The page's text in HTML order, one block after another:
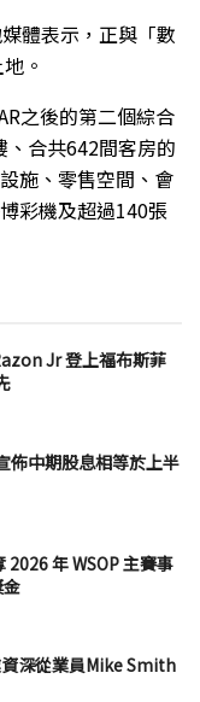
體表示，正與「數
。
之後的第二個綜合
合共642間客房的
施、零售空間、會
彩機及超過140張
Jr 登上福布斯菲
佈中期股息相等於上半
年 WSOP 主賽事
深從業員Mike Smith